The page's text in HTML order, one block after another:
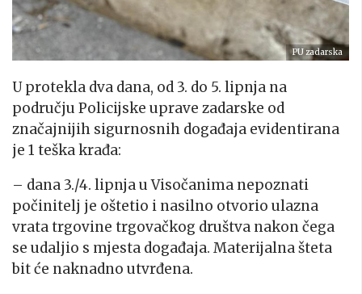
PU zadarska
U protekla dva dana, od 3. do 5. lipnja na
području Policijske uprave zadarske od
značajnijih sigurnosnih događaja evidentirana
je 1 teška krađa:
– dana 3./4. lipnja u Visočanima nepoznati
počinitelj je oštetio i nasilno otvorio ulazna
vrata trgovine trgovačkog društva nakon čega
se udaljio s mjesta događaja. Materijalna šteta
bit će naknadno utvrđena.